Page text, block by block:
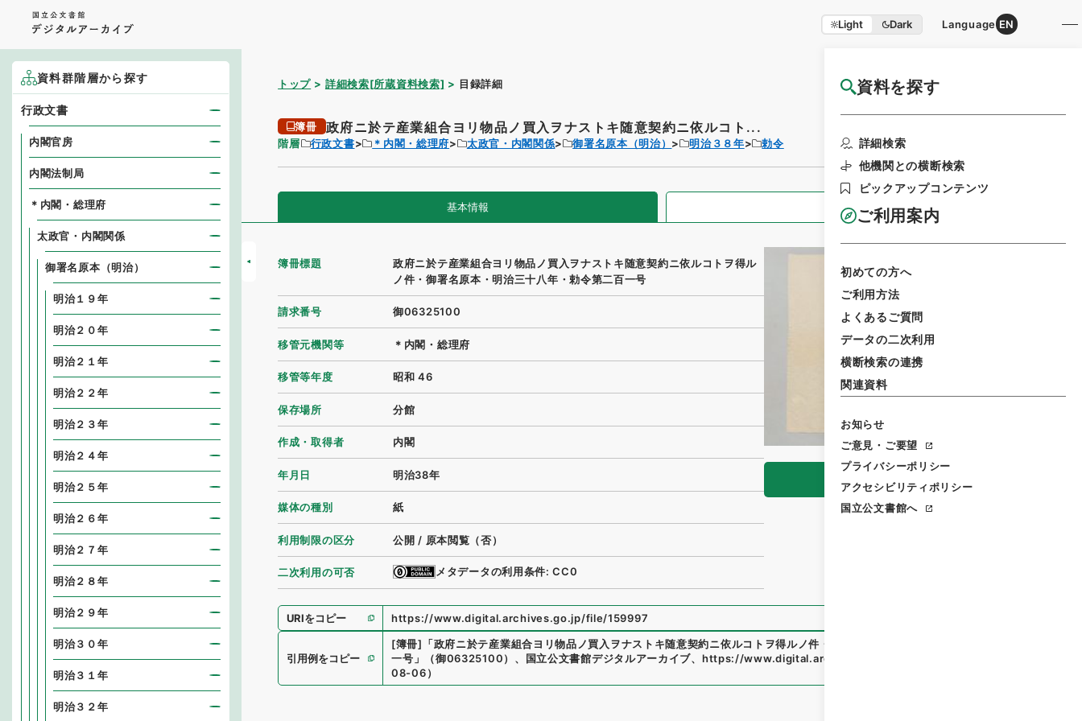
Light Dark Language EN
資料を探す
詳細検索
他機関との横断検索
ピックアップコンテンツ
ご利用案内
初めての方へ
ご利用方法
よくあるご質問
データの二次利用
横断検索の連携
関連資料
お知らせ
ご意見・ご要望
プライバシーポリシー
アクセシビリティポリシー
国立公文書館へ
トップ 詳細検索[所蔵資料検索] 目録詳細 国立公文書館HP利用案内
簿冊 政府ニ於テ産業組合ヨリ物品ノ買入ヲナストキ随意契約ニ依ルコト...
階層 行政文書 ＊内閣・総理府 太政官・内閣関係 御署名原本（明治） 明治３８年 勅令
基本情報 全ての情報
閲覧
簿冊標題
政府ニ於テ産業組合ヨリ物品ノ買入ヲナストキ随意契約ニ依ルコトヲ得ル
ノ件・御署名原本・明治三十八年・勅令第二百一号
請求番号 御06325100
移管元機関等 ＊内閣・総理府
移管等年度 昭和 46
保存場所 分館
作成・取得者 内閣
年月日 明治38年
媒体の種別 紙
利用制限の区分 公開 / 原本閲覧（否）
二次利用の可否 メタデータの利用条件: CC0
URIをコピー https://www.digital.archives.go.jp/file/159997
引用例をコピー
[簿冊] 「政府ニ於テ産業組合ヨリ物品ノ買入ヲナストキ随意契約ニ依ルコトヲ得ルノ件・御署名原本・明治三十八年・勅令第二百
一号 」 （御06325100） 、 国立公文書館デジタルアーカイブ、 https://www.digital.archives.go.jp/file/159997
08-06）
資料群階層から探す
行政文書
内閣官房
内閣法制局
＊内閣・総理府
太政官・内閣関係
御署名原本（明治）
明治１９年
明治２０年
明治２１年
明治２２年
明治２３年
明治２４年
明治２５年
明治２６年
明治２７年
明治２８年
明治２９年
明治３０年
明治３１年
明治３２年